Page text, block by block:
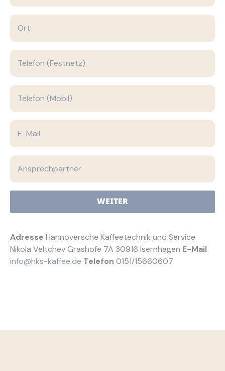
WEITER
Adresse Hannoversche Kaffeetechnik und Service
Nikola VeltchevGrashöfe 7A 30916 Isernhagen E-Mail
info@hks-kaffee.de Telefon 0151/15660607